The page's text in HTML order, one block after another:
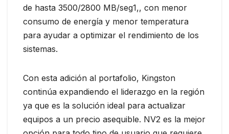
de hasta 3500/2800 MB/seg1,, con menor
consumo de energía y menor temperatura
para ayudar a optimizar el rendimiento de los
sistemas.
Con esta adición al portafolio, Kingston
continúa expandiendo el liderazgo en la región
ya que es la solución ideal para actualizar
equipos a un precio asequible. NV2 es la mejor